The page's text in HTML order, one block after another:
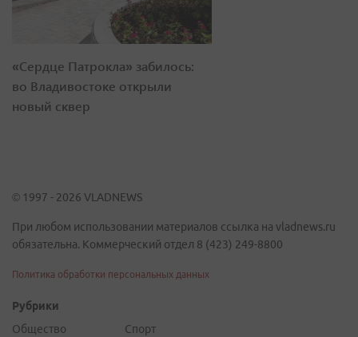
«Сердце Патрокла» забилось:
во Владивостоке открыли
новый сквер
© 1997 - 2026 VLADNEWS
При любом использовании материалов ссылка на vladnews.ru
обязательна. Коммерческий отдел 8 (423) 249-8800
Политика обработки персональных данных
Рубрики
Общество
Спорт